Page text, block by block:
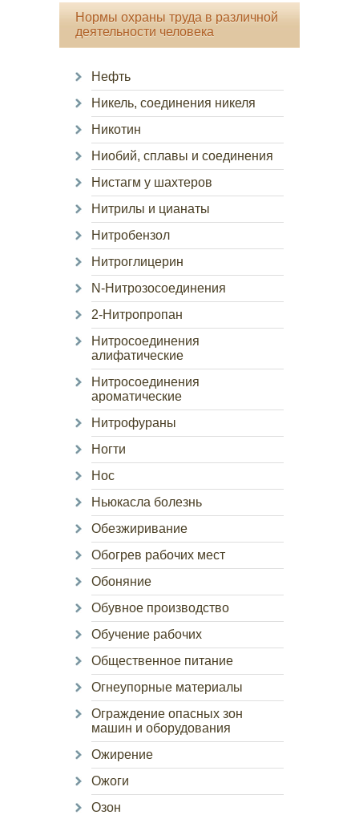
Нормы охраны труда в различной
деятельности человека
Нефть
Никель, соединения никеля
Никотин
Ниобий, сплавы и соединения
Нистагм у шахтеров
Нитрилы и цианаты
Нитробензол
Нитроглицерин
N-Нитрозосоединения
2-Нитропропан
Нитросоединения
алифатические
Нитросоединения
ароматические
Нитрофураны
Ногти
Нос
Ньюкасла болезнь
Обезжиривание
Обогрев рабочих мест
Обоняние
Обувное производство
Обучение рабочих
Общественное питание
Огнеупорные материалы
Ограждение опасных зон
машин и оборудования
Ожирение
Ожоги
Озон